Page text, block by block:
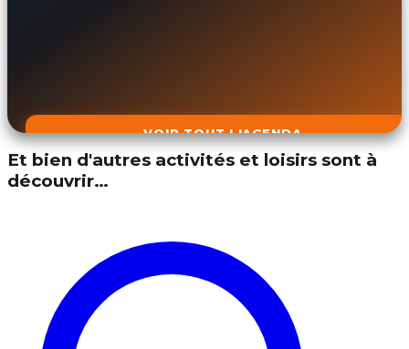
VOIR TOUT L'AGENDA
Et bien d'autres activités et loisirs sont à
découvrir…